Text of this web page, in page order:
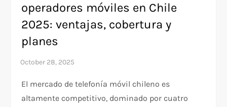
operadores móviles en Chile
2025: ventajas, cobertura y
planes
El mercado de telefonía móvil chileno es
altamente competitivo, dominado por cuatro